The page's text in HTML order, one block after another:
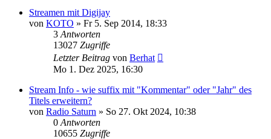
Streamen mit Digijay
von KOTO » Fr 5. Sep 2014, 18:33
3 Antworten
13027 Zugriffe
Letzter Beitrag von Berhat
Mo 1. Dez 2025, 16:30
Stream Info - wie suffix mit "Kommentar" oder "Jahr" des
Titels erweitern?
von Radio Saturn » So 27. Okt 2024, 10:38
0 Antworten
10655 Zugriffe